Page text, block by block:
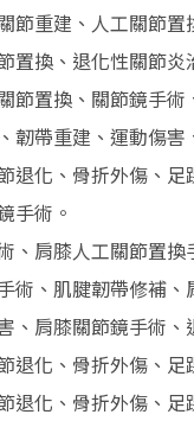
節重建、人工關節置
置換、退化性關節
節置換、關節鏡手
韌帶重建、運動傷
退化、骨折外傷、
手術。
、肩膝人工關節置
術、肌腱韌帶修補、
、肩膝關節鏡手術、
退化、骨折外傷、
退化、骨折外傷、